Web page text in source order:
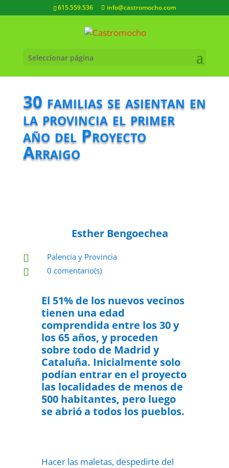
615.559.536 info@castromocho.com
Seleccionar página
30 familias se asientan en
la provincia el primer
año del Proyecto
Arraigo
Esther Bengoechea
 Palencia y Provincia
 0 comentario(s)
El 51% de los nuevos vecinos
tienen una edad
comprendida entre los 30 y
los 65 años, y proceden
sobre todo de Madrid y
Cataluña. Inicialmente solo
podían entrar en el proyecto
las localidades de menos de
500 habitantes, pero luego
se abrió a todos los pueblos.
Hacer las maletas, despedirte del